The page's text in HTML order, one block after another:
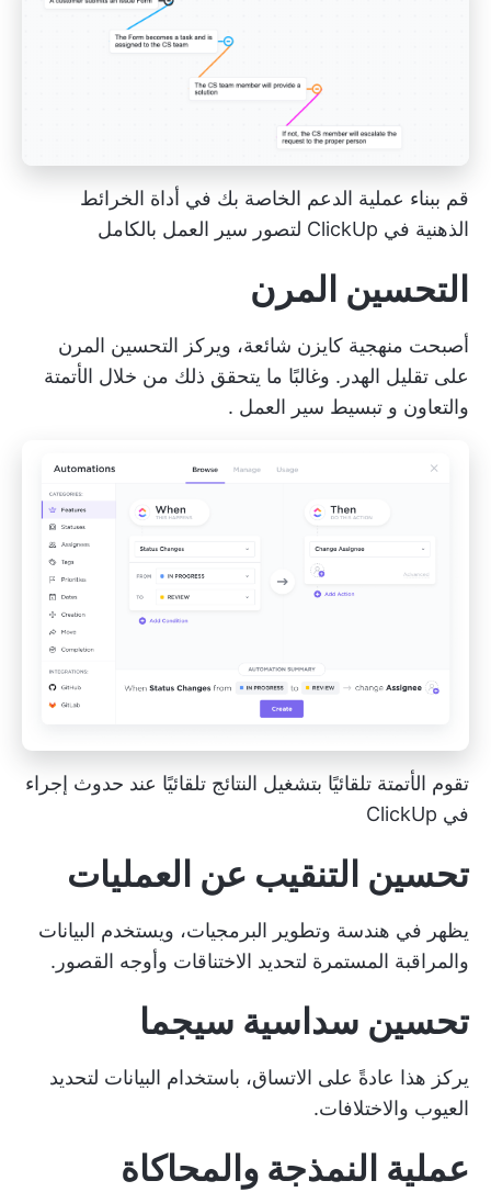
قم ببناء عملية الدعم الخاصة بك في أداة الخرائط
الذهنية في ClickUp لتصور سير العمل بالكامل
التحسين المرن
أصبحت منهجية كايزن شائعة، ويركز التحسين المرن
على تقليل الهدر. وغالبًا ما يتحقق ذلك من خلال الأتمتة
والتعاون و تبسيط سير العمل .
تقوم الأتمتة تلقائيًا بتشغيل النتائج تلقائيًا عند حدوث إجراء
في ClickUp
تحسين التنقيب عن العمليات
يظهر في هندسة وتطوير البرمجيات، ويستخدم البيانات
والمراقبة المستمرة لتحديد الاختناقات وأوجه القصور.
تحسين سداسية سيجما
يركز هذا عادةً على الاتساق، باستخدام البيانات لتحديد
العيوب والاختلافات.
عملية النمذجة والمحاكاة